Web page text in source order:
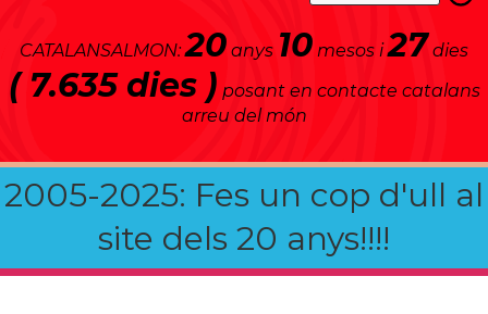
CATALANSALMON:20 anys 10 mesos i27 dies
( 7.635 dies ) posant en contacte catalans
arreu del món
2005-2025: Fes un cop d'ull al
site dels 20 anys!!!!